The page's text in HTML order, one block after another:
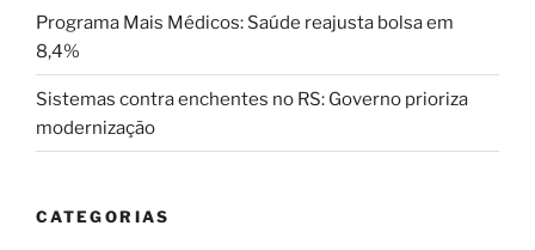
Programa Mais Médicos: Saúde reajusta bolsa em
8,4%
Sistemas contra enchentes no RS: Governo prioriza
modernização
CATEGORIAS